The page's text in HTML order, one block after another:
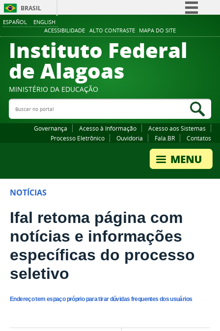
ESPAÑOL ENGLISH
ACESSIBILIDADE ALTO CONTRASTE MAPA DO SITE
BRASIL
Comunica BR
Participe
Canais
Instituto Federal
de Alagoas
MINISTÉRIO DA EDUCAÇÃO
Buscar no portal
Governança Acesso à Informação
Acesso aos Sistemas
Processo Eletrônico
Ouvidoria Fala.BR Contatos
NOTÍCIAS
Ifal retoma página com
notícias e informações
específicas do processo
seletivo
Endereço tem espaço próprio para tirar dúvidas frequentes dos usuários